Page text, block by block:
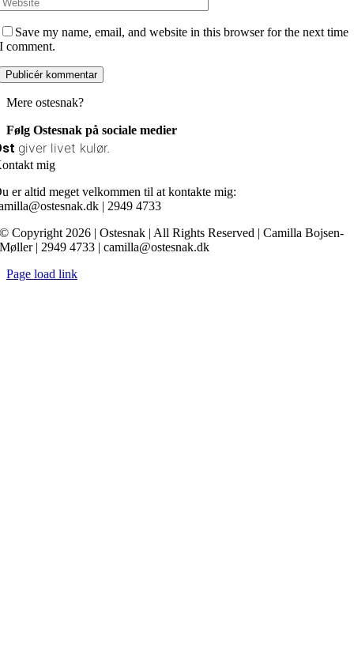
Save my name, email, and website in this browser for the next time
I comment.
Mere ostesnak?
Følg Ostesnak på sociale medier
giver livet kulør.
mig
er altid meget velkommen til at kontakte mig:
| 2949 4733
© Copyright 2026 | Ostesnak | All Rights Reserved | Camilla Bojsen-
Møller | 2949 4733 | camilla@ostesnak.dk
Page load link